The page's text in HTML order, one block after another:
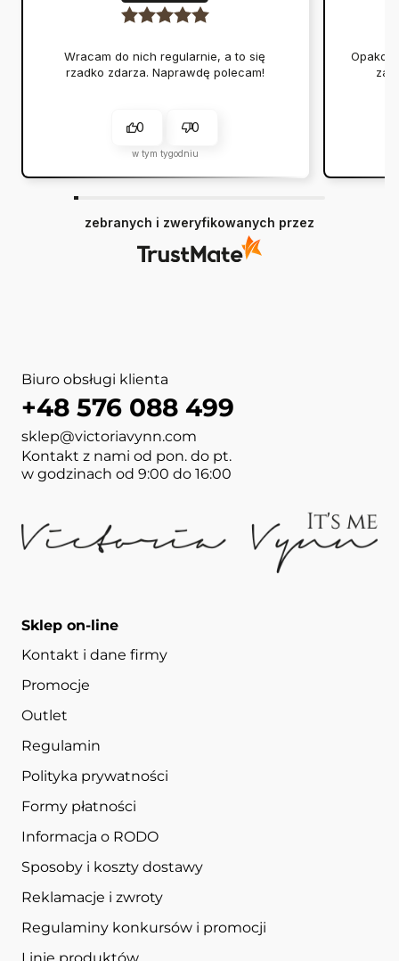
Wracam do nich regularnie, a to się
rzadko zdarza. Naprawdę polecam!
0 0
w tym tygodniu
zebranych i zweryfikowanych przez
Biuro obsługi klienta
+48 576 088 499
sklep@victoriavynn.com
Kontakt z nami od pon. do pt.
w godzinach od 9:00 do 16:00
Sklep on-line
Kontakt i dane firmy
Promocje
Outlet
Regulamin
Polityka prywatności
Formy płatności
Informacja o RODO
Sposoby i koszty dostawy
Reklamacje i zwroty
Regulaminy konkursów i promocji